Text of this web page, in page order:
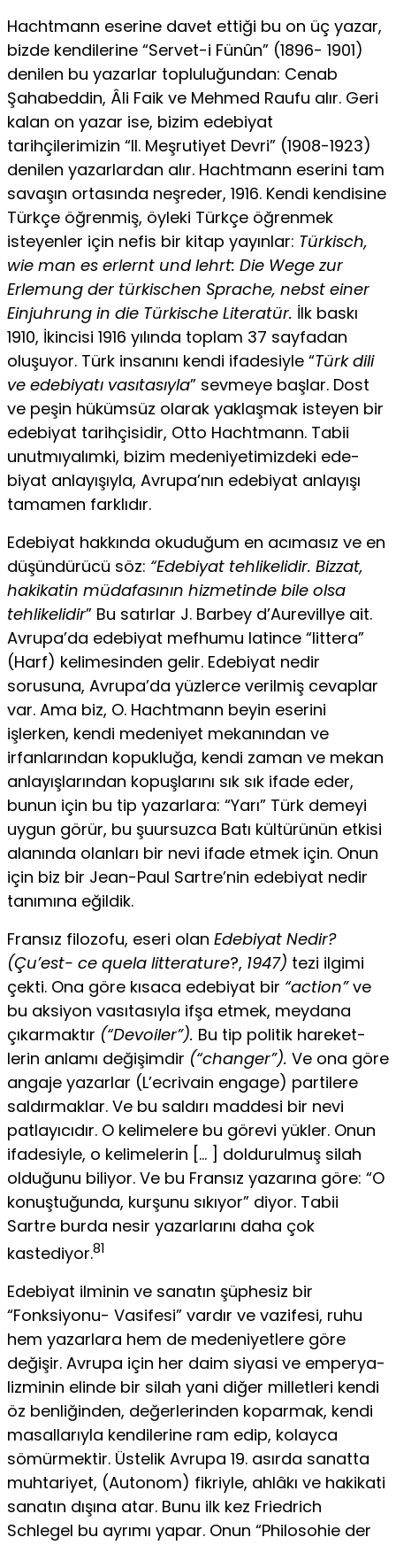
Hachtmann eserine davet ettiği bu on üç yazar,
bizde kendile­rine “Servet-i Fünûn” (1896- 1901)
denilen bu yazarlar toplulu­ğundan: Cenab
Şahabeddin, Âli Faik ve Mehmed Raufu alır. Geri
kalan on yazar ise, bizim edebiyat
tarihçilerimizin “II. Meşrutiyet Devri” (1908-1923)
denilen yazarlardan alır. Hachtmann eserini tam
savaşın ortasında neşreder, 1916. Kendi kendisine
Türkçe öğrenmiş, öyleki Türkçe öğrenmek
isteyenler için nefis bir ki­tap yayınlar: Türkisch,
wie man es erlernt und lehrt: Die Wege zur
Erlemung der türkischen Sprache, nebst einer
Einjuhrung in die Türkische Literatür. İlk baskı
1910, İkincisi 1916 yılında top­lam 37 sayfadan
oluşuyor. Türk insanını kendi ifadesiyle “Türk dili
ve edebiyatı vasıtasıyla” sevmeye başlar. Dost
ve peşin hü­kümsüz olarak yaklaşmak isteyen bir
edebiyat tarihçisidir, Otto Hachtmann. Tabii
unutmıyalımki, bizim medeniyetimizdeki ede­
biyat anlayışıyla, Avrupa’nın edebiyat anlayışı
tamamen farklıdır.
Edebiyat hakkında okuduğum en acımasız ve en
düşündürücü söz: “Edebiyat tehlikelidir. Bizzat,
hakikatin müdafasının hizme­tinde bile olsa
tehlikelidir” Bu satırlar J. Barbey d’Aurevillye ait.
Avrupa’da edebiyat mefhumu latince “littera”
(Harf) kelime­sinden gelir. Edebiyat nedir
sorusuna, Avrupa’da yüzlerce verilmiş cevaplar
var. Ama biz, O. Hachtmann beyin eserini
işlerken, kendi medeniyet mekanından ve
irfanlarından kopukluğa, kendi zaman ve mekan
anlayışlarından kopuşlarını sık sık ifade eder,
bunun için bu tip yazarlara: “Yarı” Türk demeyi
uygun görür, bu şuursuzca Batı kültürünün etkisi
alanında olanları bir nevi ifade etmek için. Onun
için biz bir Jean-Paul Sartre’nin edebiyat ne­dir
tanımına eğildik.
Fransız filozofu, eseri olan Edebiyat Nedir?
(Çu’est- ce quela litterature?, 1947) tezi ilgimi
çekti. Ona göre kısaca edebiyat bir “action”ve
bu aksiyon vasıtasıyla ifşa et­mek, meydana
çıkarmaktır (“Devoiler”). Bu tip politik hareket­
lerin anlamı değişimdir (“changer”). Ve ona göre
angaje yazarlar (L’ecrivain engage) partilere
saldırmaklar. Ve bu saldırı maddesi bir nevi
patlayıcıdır. O kelimelere bu görevi yükler. Onun
ifade­siyle, o kelimelerin [… ] doldurulmuş silah
olduğunu biliyor. Ve bu Fransız yazarına göre: “O
konuştuğunda, kurşunu sıkıyor” di­yor. Tabii
Sartre burda nesir yazarlarını daha çok
kastediyor.81
Edebiyat ilminin ve sanatın şüphesiz bir
“Fonksiyonu- Vasifesi” vardır ve vazifesi, ruhu
hem yazarlara hem de mede­niyetlere göre
değişir. Avrupa için her daim siyasi ve emperya­
lizminin elinde bir silah yani diğer milletleri kendi
öz benliğin­den, değerlerinden koparmak, kendi
masallarıyla kendilerine ram edip, kolayca
sömürmektir. Üstelik Avrupa 19. asırda sanatta
muhtariyet, (Autonom) fikriyle, ahlâkı ve hakikati
sanatın dışı­na atar. Bunu ilk kez Friedrich
Schlegel bu ayrımı yapar. Onun “Philosohie der